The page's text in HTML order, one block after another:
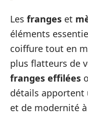
Les franges et
éléments
coiffure tout en
plus flatteurs de
franges effilées
détails apportent
et de modernité